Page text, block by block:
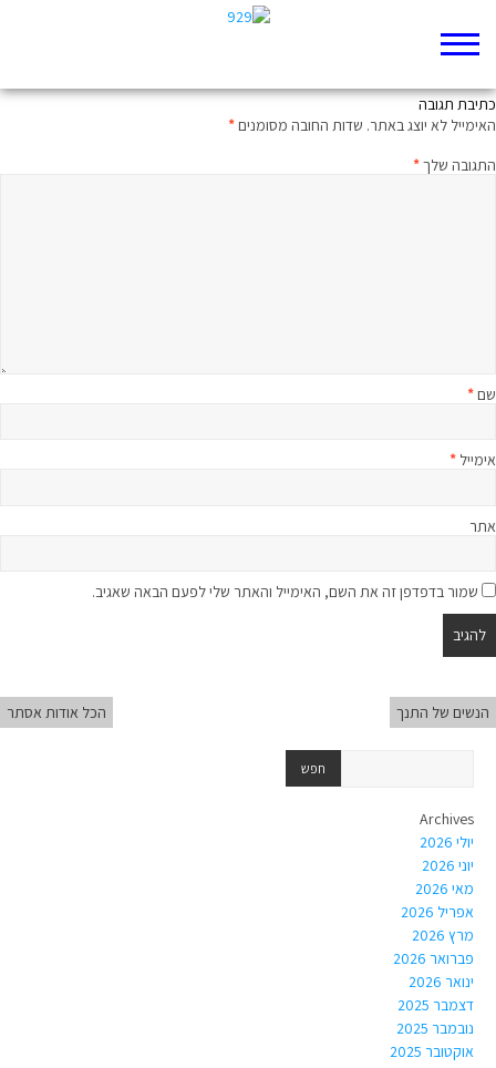
כתיבת תגובה
האימייל לא יוצג באתר. שדות החובה מסומנים*
התגובה שלך*
שם*
אימייל *
אתר
שמור בדפדפן זה את השם, האימייל והאתר שלי לפעם הבאה שאגיב.
הנשים של התנך הכל אודות אסתר
Archives
יולי 2026
יוני 2026
מאי 2026
אפריל 2026
מרץ 2026
פברואר 2026
ינואר 2026
דצמבר 2025
נובמבר 2025
אוקטובר 2025